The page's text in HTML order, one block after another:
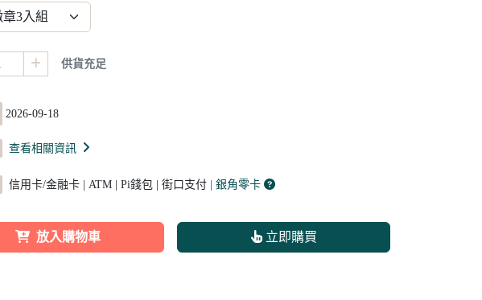
供貨充足
2026-09-18
查看相關資訊
信用卡/金融卡 | ATM | Pi錢包 | 街口支付 | 銀角零卡
放入購物車 立即購買